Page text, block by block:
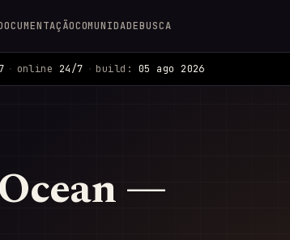
COMUNIDADEBUSCA
· online 24/7 · build: 05 ago 2026
—